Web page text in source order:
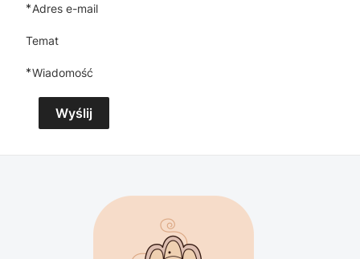
*Adres e-mail
Temat
*Wiadomość
Wyślij